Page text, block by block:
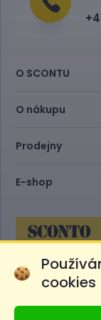
O SCONTU
O nákupu
Prodejny
E-shop
cookies